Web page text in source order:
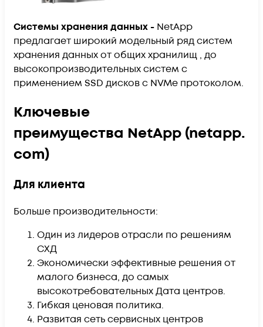
Системы хранения данных - NetApp
предлагает широкий модельный ряд систем
хранения данных от общих хранилищ , до
высокопроизводительных систем c
применением SSD дисков c NVMe протоколом.
Ключевые
преимущества NetApp (netapp.
com)
Для клиента
Больше производительности:
Один из лидеров отрасли по решениям
СХД
Экономически эффективные решения от
малого бизнеса, до самых
высокотребовательных Дата центров.
Гибкая ценовая политика.
Развитая сеть сервисных центров